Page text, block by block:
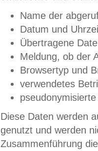
Name der
Datum und
Übertragene
Meldung, ob der
Browsertyp und
verwendetes
Diese Daten werden
genutzt und werden
Zusammenführung